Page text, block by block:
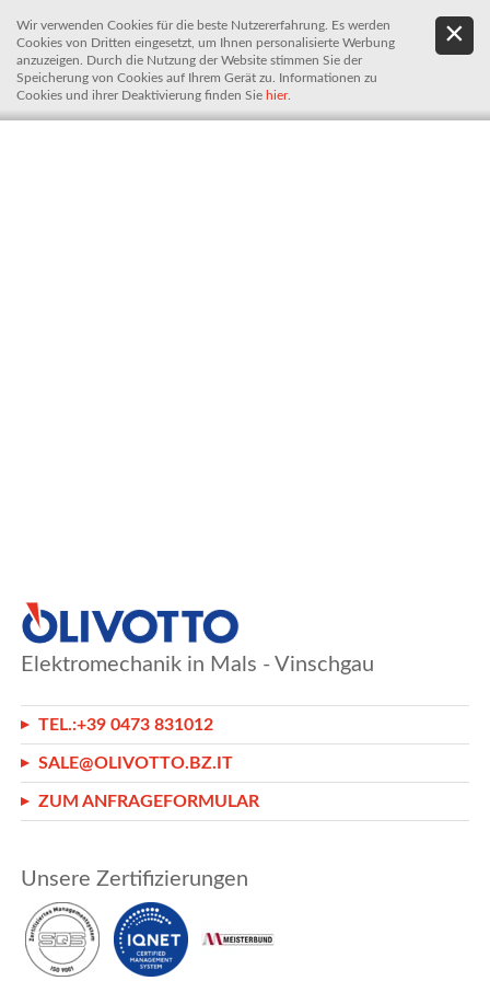
Wir verwenden Cookies für die beste Nutzererfahrung. Es werden
Cookies von Dritten eingesetzt, um Ihnen personalisierte Werbung
anzuzeigen. Durch die Nutzung der Website stimmen Sie der
Speicherung von Cookies auf Ihrem Gerät zu. Informationen zu
Cookies und ihrer Deaktivierung finden Sie hier.
De.It
Elektromechanik in Mals - Vinschgau
TEL.:+39 0473 831012
SALE@OLIVOTTO.BZ.IT
ZUM ANFRAGEFORMULAR
Unsere Zertifizierungen